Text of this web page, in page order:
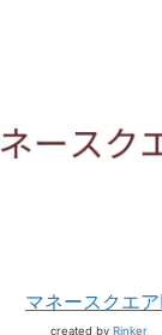
マネースクエア
created by Rinker